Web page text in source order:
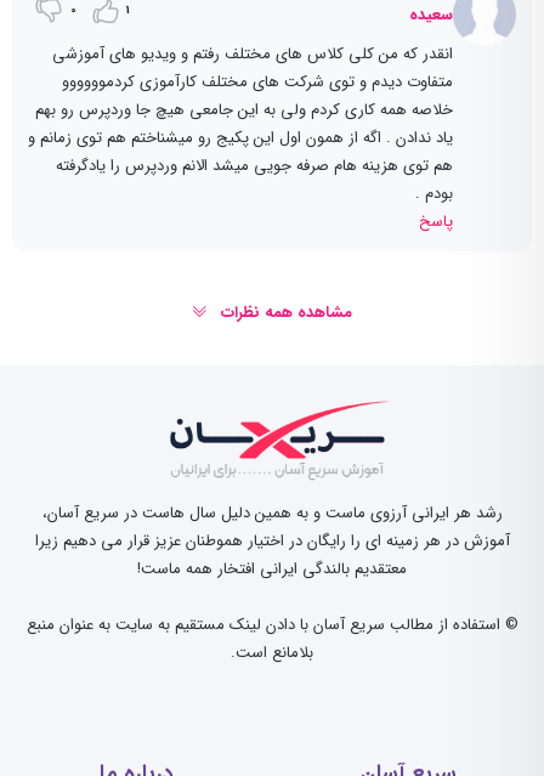
سعیده 1
0
انقدر که من کلی کلاس های مختلف رفتم و ویديو های آموزشی
متفاوت دیدم و توی شرکت های مختلف کارآموزی کردموووووو
خلاصه همه کاری کردم ولی به این جامعی هیچ جا وردپرس رو بهم
یاد ندادن . اگه از همون اول این پکیج رو میشناختم هم توی زمانم و
هم توی هزینه هام صرفه جویی میشد الانم وردپرس را یادگرفته
بودم .
پاسخ
مشاهده همه نظرات
رشد هر ایرانی آرزوی ماست و به همین دلیل سال هاست در سریع آسان،
آموزش در هر زمینه ای را رایگان در اختیار هموطنان عزیز قرار می دهیم زیرا
معتقدیم بالندگی ایرانی افتخار همه ماست!
© استفاده از مطالب سریع آسان با دادن لینک مستقیم به سایت به عنوان منبع
بلامانع است.